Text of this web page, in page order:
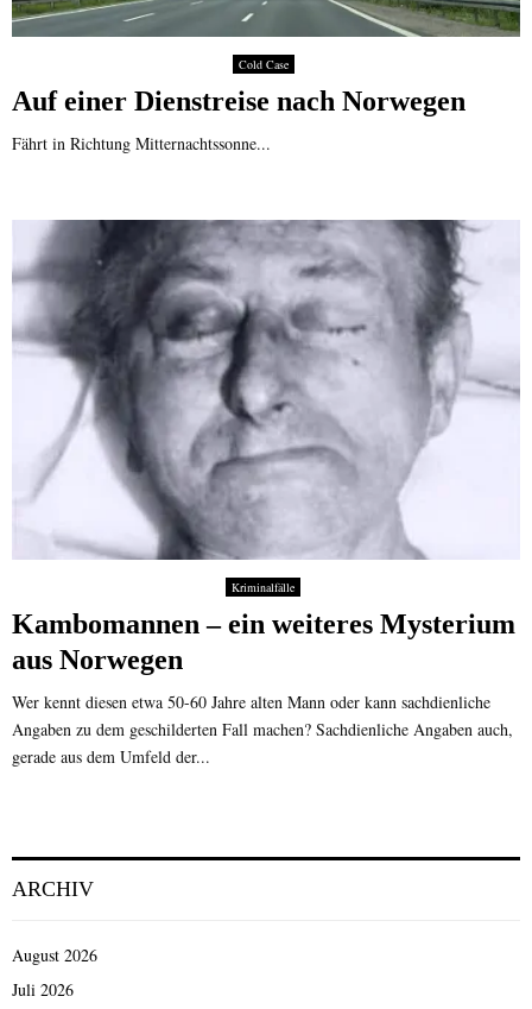
Cold Case
Auf einer Dienstreise nach Norwegen
Fährt in Richtung Mitternachtssonne...
Kriminalfälle
Kambomannen – ein weiteres Mysterium
aus Norwegen
Wer kennt diesen etwa 50-60 Jahre alten Mann oder kann sachdienliche
Angaben zu dem geschilderten Fall machen? Sachdienliche Angaben auch,
gerade aus dem Umfeld der...
ARCHIV
August 2026
Juli 2026